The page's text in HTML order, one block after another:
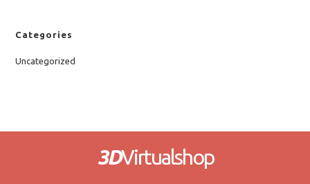
Categories
Uncategorized
3DVirtualshop